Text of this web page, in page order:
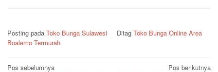
Posting pada Toko Bunga Sulawesi Ditag Toko Bunga Online Area
Boalemo Termurah
Pos sebelumnya
Pos berikutnya